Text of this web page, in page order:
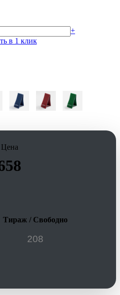
+
в 1 клик
Цена
Тираж / Свободно